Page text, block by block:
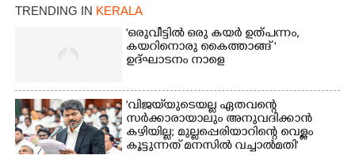
TRENDING IN KERALA
'ഒരുവീട്ടിൽ ഒരു കയർ ഉത്പന്നം,
കയറിനൊരു കൈത്താങ്ങ് '
ഉദ്ഘാടനം നാളെ
'വിജയ്‌യുടെയല്ല ഏതവന്റെ
സർക്കാരായാലും അനുവദിക്കാൻ
കഴിയില്ല; മുല്ലപ്പെരിയാറിന്റെ വെള്ളം
കൂട്ടുന്നത് മനസിൽ വച്ചാൽമതി'